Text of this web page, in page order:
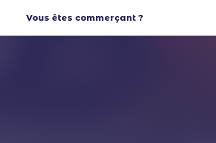
Vous êtes commerçant ?